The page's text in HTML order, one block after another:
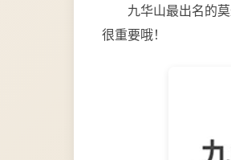
九华山最出名的
很重要哦！